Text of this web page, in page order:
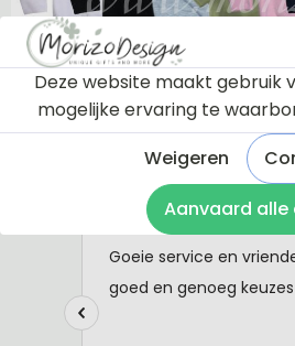
Deze website maakt gebruik
mogelijke ervaring te
Weigeren
Aanvaard alle